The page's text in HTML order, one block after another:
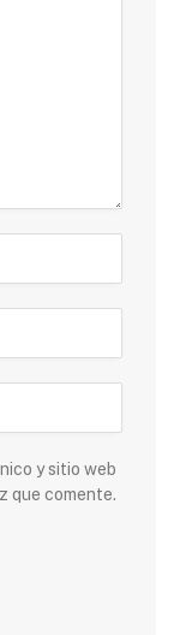
y sitio web
que comente.